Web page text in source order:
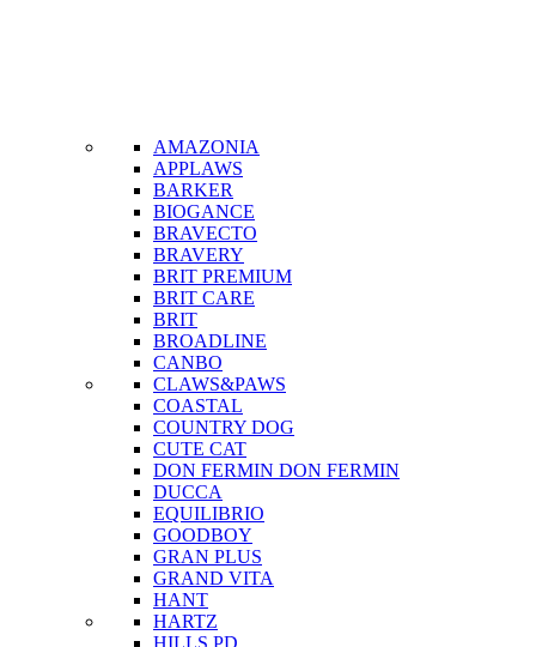
AMAZONIA
APPLAWS
BARKER
BIOGANCE
BRAVECTO
BRAVERY
BRIT PREMIUM
BRIT CARE
BRIT
BROADLINE
CANBO
CLAWS&PAWS
COASTAL
COUNTRY DOG
CUTE CAT
DON FERMIN DON FERMIN
DUCCA
EQUILIBRIO
GOODBOY
GRAN PLUS
GRAND VITA
HANT
HARTZ
HILLS PD